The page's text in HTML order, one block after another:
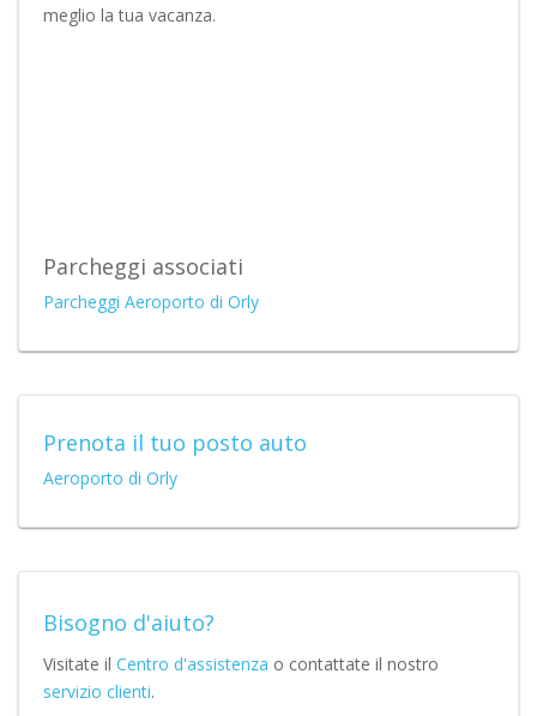
meglio la tua vacanza.
Parcheggi associati
Parcheggi Aeroporto di Orly
Prenota il tuo posto auto
Aeroporto di Orly
Bisogno d'aiuto?
Visitate il Centro d'assistenza o contattate il nostro
servizio clienti.